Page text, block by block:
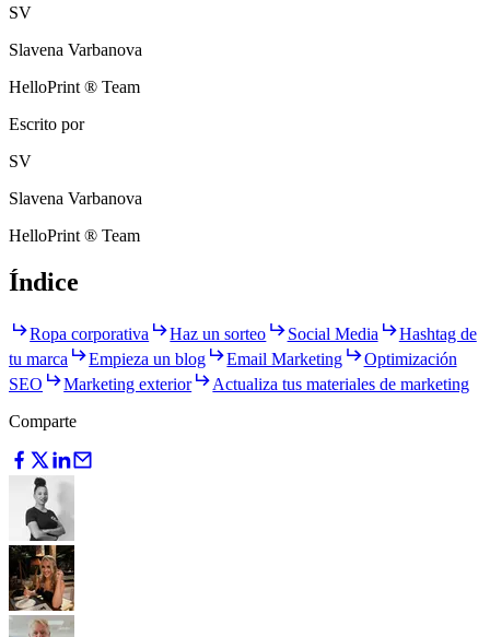
SV
Slavena Varbanova
HelloPrint ® Team
Escrito por
SV
Slavena Varbanova
HelloPrint ® Team
Índice
Ropa corporativa Haz un sorteo Social Media
Hashtag de
tu marca
Empieza un blog Email Marketing
Optimización
SEO
Marketing exterior
Actualiza tus materiales de marketing
Comparte